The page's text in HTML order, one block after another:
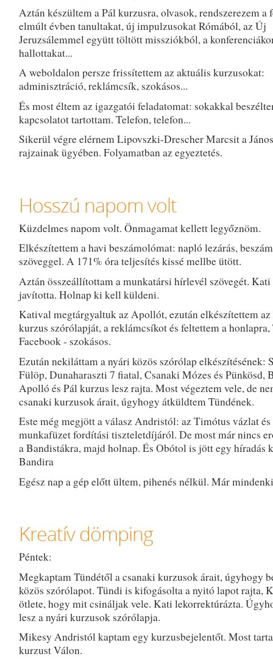
Aztán készültem a Pál kurzusra, olvasok, rendszerezem a
elmúlt évben tanultakat, új impulzusokat Rómából, az Új
Jeruzsálemmel együtt töltött missziókból, a
hallottakat...
A weboldalon persze frissítettem az aktuális kurzusokat:
adminisztráció, reklámcsík, szokásos...
És most éltem az igazgatói feladatomat: sokakkal
kapcsolatot tartottam. Telefon, telefon...
Sikerül végre elérnem Lipovszki-Drescher Marcsit a
rajzainak ügyében. Folyamatban az egyeztetés.
Hosszú napom volt
Küzdelmes napom volt. Önmagamat kellett legyőznöm.
Elkészítettem a havi beszámolómat: napló lezárás,
szöveggel. A 171% óra teljesítés kissé mellbe ütött.
Aztán összeállítottam a munkatársi hírlevél szövegét. Kati
javította. Holnap ki kell küldeni.
Katival megtárgyaltuk az Apollót, ezután elkészítettem
kurzus szórólapját, a reklámcsíkot és feltettem a
Facebook - szokásos.
Ezután nekiláttam a nyári közös szórólap elkészítésének:
Fülöp, Dunaharaszti 7 fiatal, Csanaki Mózes és Pünkösd,
Apolló és Pál kurzus lesz rajta. Most végeztem vele, de
csanaki kurzusok árait, úgyhogy átküldtem Tündének.
Este még megjött a válasz Andristól: az Timótus vázlat és
munkafüzet fordítási tiszteletdíjáról. De most már nincs
a Bandistákra, majd holnap. És Obótol is jött egy híradás
Bandira
Egész nap a gép előtt ültem, pihenés nélkül. Már
Kreatív dömping
Péntek:
Megkaptam Tündétől a csanaki kurzusok árait, úgyhogy
közös szórólapot. Tündi is kifogásolta a nyitó lapot rajta,
ötlete, hogy mit csináljak vele. Kati lekorrektúrázta.
lesz a nyári kurzusok szórólapja.
Mikesy Andristól kaptam egy kurzusbejelentőt. Most
kurzust Válon.